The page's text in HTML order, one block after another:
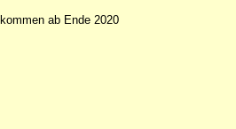
ab Ende 2020